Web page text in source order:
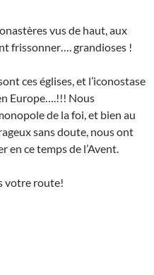
vus de haut, aux
frissonner…. grandioses !
ces églises, et l’iconostase
Europe….!!! Nous
de la foi, et bien au
sans doute, nous ont
en ce temps de l’Avent.
votre route!